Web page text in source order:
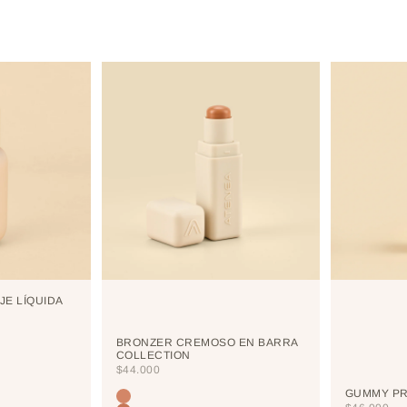
LÍQUIDA
BRONZER CREMOSO EN BARRA
COLLECTION
PRECIO DE OFERTA
$44.000
Color
TERRANOVA
GUMMY